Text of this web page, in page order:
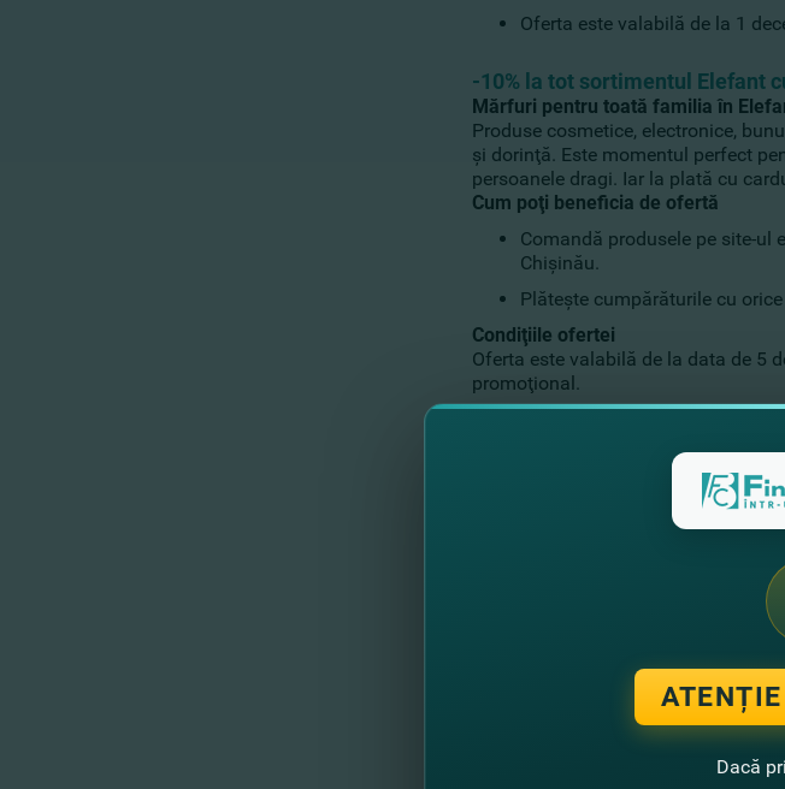
Oferta este valabilă de la 1
-10% la tot sortimentul Elefant
Mărfuri pentru toată familia în
Produse cosmetice, electronice,
şi dorinţă. Este momentul perfect
persoanele dragi. Iar la plată cu
Cum poţi beneficia de ofertă
Comandă produsele pe site-ul
Chişinău.
Plăteşte cumpărăturile cu
Condiţiile ofertei
Oferta este valabilă de la data de 5
promoţional.
O gamă largă de produse
Un nou smartphone pentru tine,
copii – în magazinul online
cumpărăturile vor fi cu o reducere
Alege produsele în magazinul
de
Suma maximă a reducerii este de
Oferta este valabilă de la 5
Până la -50% pentru călătorii cu
Comandă-ţi un taxi Teleport şi
Dacă